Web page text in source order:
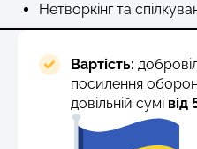
Нетворкінг та
Вартість:
посилення
довільній сумі від